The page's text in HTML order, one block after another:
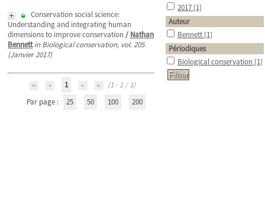
Conservation social science:
Understanding and integrating human
dimensions to improve conservation / Nathan
Bennett in Biological conservation, vol. 205
(Janvier 2017)
1
(1 - 1 / 1)
Par page :
25 50 100 200
2017 [1]
Auteur
Bennett [1]
Périodiques
Biological conservation [1]